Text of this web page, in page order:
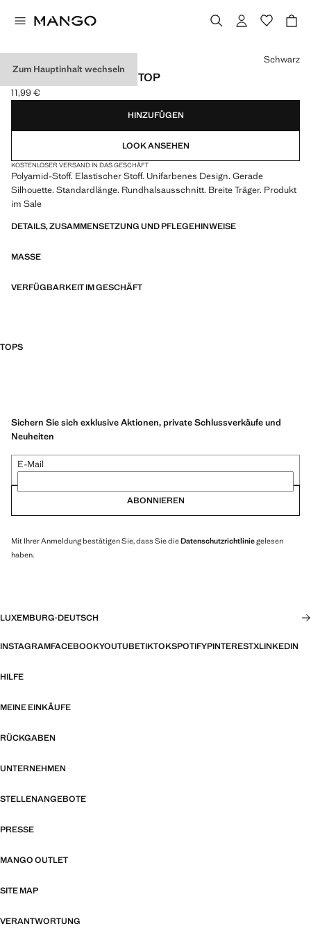
Zum Hauptinhalt wechseln
EINFARBIGES TRÄGERTOP
Aktueller Preis [11,99 € ]
11,99 €
Wählen Sie eine Farbe
Schwarz
HINZUFÜGEN
LOOK ANSEHEN
KOSTENLOSER VERSAND IN DAS GESCHÄFT
Polyamid-Stoff. Elastischer Stoff. Unifarbenes Design. Gerade
Silhouette. Standardlänge. Rundhalsausschnitt. Breite Träger. Produkt
im Sale
DETAILS, ZUSAMMENSETZUNG UND PFLEGEHINWEISE
MASSE
VERFÜGBARKEIT IM GESCHÄFT
TOPS
Sichern Sie sich exklusive Aktionen, private Schlussverkäufe und
Neuheiten
E-Mail
ABONNIEREN
Mit Ihrer Anmeldung bestätigen Sie, dass Sie dieDatenschutzrichtliniegelesen
haben.
LUXEMBURG·DEUTSCH
INSTAGRAMFACEBOOKYOUTUBETIKTOKSPOTIFYPINTERESTXLINKEDIN
HILFE
MEINE EINKÄUFE
RÜCKGABEN
UNTERNEHMEN
STELLENANGEBOTE
PRESSE
MANGO OUTLET
SITE MAP
VERANTWORTUNG